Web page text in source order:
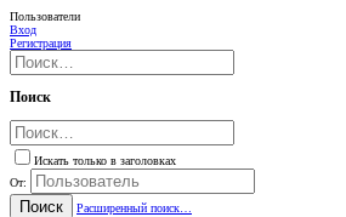
Пользователи
Вход
Регистрация
Поиск
Искать только в заголовках
От:
Поиск
Расширенный поиск…